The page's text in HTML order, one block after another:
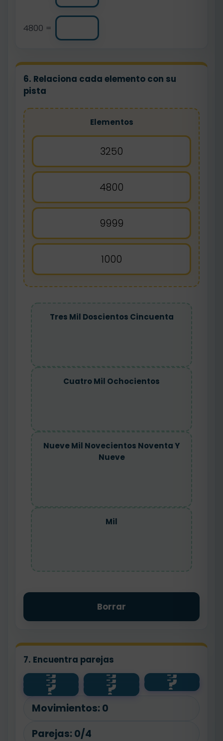
4800 =
6. Relaciona cada elemento con su
pista
Elementos
3250
4800
9999
1000
Tres Mil Doscientos Cincuenta
Cuatro Mil Ochocientos
Nueve Mil Novecientos Noventa Y
Nueve
Mil
Borrar
7. Encuentra parejas
?
mil ?
3250 ?
dosciento
s
cincuenta
?
nueve mil
novecient
os
noventa y
nueve
?
9999 ?
4800
?
1000 ?
cuatro mil
ochocient
os
Movimientos: 0
Parejas: 0/4